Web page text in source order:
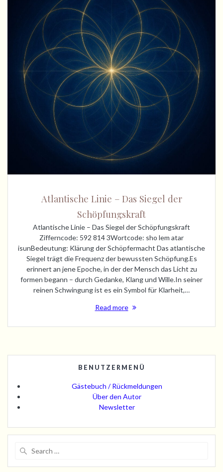
Atlantische Linie – Das Siegel der
Schöpfungskraft
Atlantische Linie – Das Siegel der Schöpfungskraft
Zifferncode: 592 814 3Wortcode: sho lem atar
isunBedeutung: Klärung der Schöpfermacht Das atlantische
Siegel trägt die Frequenz der bewussten Schöpfung.Es
erinnert an jene Epoche, in der der Mensch das Licht zu
formen begann – durch Gedanke, Klang und Wille.In seiner
reinen Schwingung ist es ein Symbol für Klarheit,…
Read more
BENUTZERMENÜ
Gästebuch / Rückmeldungen
Über den Autor
Newsletter